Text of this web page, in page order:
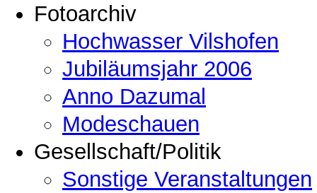
Fotoarchiv
Hochwasser Vilshofen
Jubiläumsjahr 2006
Anno Dazumal
Modeschauen
Gesellschaft/Politik
Sonstige Veranstaltungen